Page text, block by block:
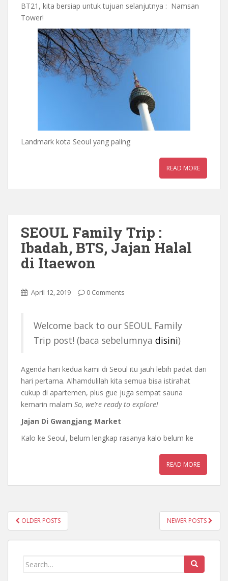
BT21, kita bersiap untuk tujuan selanjutnya : Namsan
Tower!
Landmark kota Seoul yang paling
READ MORE
SEOUL Family Trip :
Ibadah, BTS, Jajan Halal
di Itaewon
April 12, 2019 0 Comments
Welcome back to our SEOUL Family
Trip post! (baca sebelumnya disini)
Agenda hari kedua kami di Seoul itu jauh lebih padat dari
hari pertama. Alhamdulilah kita semua bisa istirahat
cukup di apartemen, plus gue juga sempat sauna
kemarin malam So, we’re ready to explore!
Jajan Di Gwangjang Market
Kalo ke Seoul, belum lengkap rasanya kalo belum ke
READ MORE
POSTS NAVIGATION
OLDER POSTS NEWER POSTS
Search for: